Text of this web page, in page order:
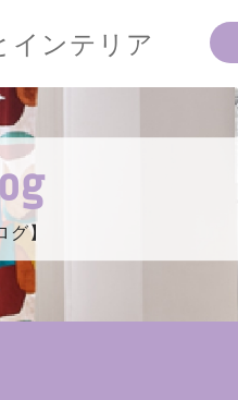
インテリア
グ】